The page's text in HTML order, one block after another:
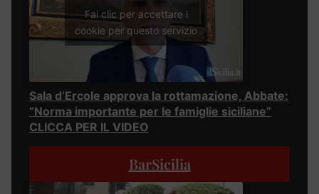
Fai clic per accettare i
cookie per questo servizio
Sala d’Ercole approva la rottamazione, Abbate:
“Norma importante per le famiglie siciliane”
CLICCA PER IL VIDEO
BarSicilia